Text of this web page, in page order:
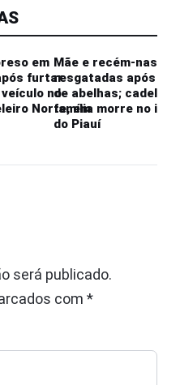
em
furtar
no
Norte, em
Mãe e recém-
resgatadas após
de abelhas; cadela
família morre no
do Piauí
será publicado.
com *